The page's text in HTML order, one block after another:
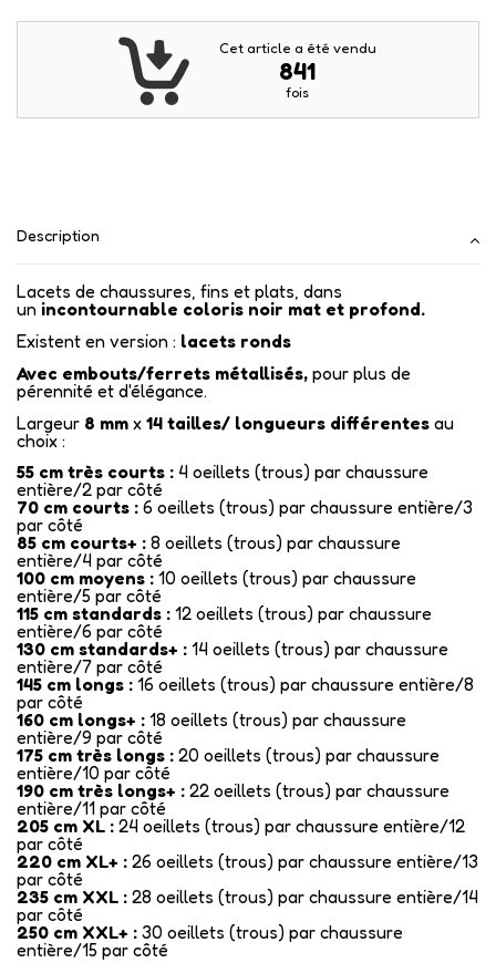
Cet article a été vendu
841
fois
Description
Lacets de chaussures, fins et plats, dans
un incontournable coloris noir mat et profond.
Existent en version : lacets ronds
Avec embouts/ferrets métallisés, pour plus de
pérennité et d'élégance.
Largeur 8 mm x 14 tailles/ longueurs différentes au
choix :
55 cm très courts : 4 oeillets (trous) par chaussure
entière/2 par côté
70 cm courts : 6 oeillets (trous) par chaussure entière/3
par côté
85 cm courts+ : 8 oeillets (trous) par chaussure
entière/4 par côté
100 cm moyens : 10 oeillets (trous) par chaussure
entière/5 par côté
115 cm standards : 12 oeillets (trous) par chaussure
entière/6 par côté
130 cm standards+ : 14 oeillets (trous) par chaussure
entière/7 par côté
145 cm longs : 16 oeillets (trous) par chaussure entière/8
par côté
160 cm longs+ : 18 oeillets (trous) par chaussure
entière/9 par côté
175 cm très longs : 20 oeillets (trous) par chaussure
entière/10 par côté
190 cm très longs+ : 22 oeillets (trous) par chaussure
entière/11 par côté
205 cm XL : 24 oeillets (trous) par chaussure entière/12
par côté
220 cm XL+ : 26 oeillets (trous) par chaussure entière/13
par côté
235 cm XXL : 28 oeillets (trous) par chaussure entière/14
par côté
250 cm XXL+ : 30 oeillets (trous) par chaussure
entière/15 par côté